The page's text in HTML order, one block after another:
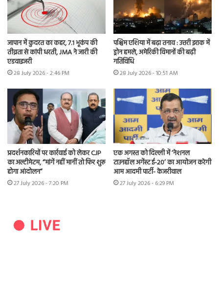
जापान में कुदरत का कहर, 7.1 भूकंप की
तीव्रता से कांपी धरती, JMA ने जारी की
एडवाइजरी
28 July 2026 - 2:46 PM
पश्चिम एशिया में बढ़ा तनाव : उत्तरी इराक में
ड्रोन हमले, अमेरिकी विमानों की बढ़ी
गतिविधि
28 July 2026 - 10:51 AM
प्रदर्शनकारियों पर कार्रवाई को लेकर CJP
का अल्टीमेटम, “मांगें नहीं मानीं तो फिर शुरू
होगा आंदोलन”
27 July 2026 - 7:20 PM
एक अगस्त को दिल्ली में ‘नेशनल
टाउनहॉल अगेंस्ट ई-20’ का आयोजन करेगी
आम आदमी पार्टी- केजरीवाल
27 July 2026 - 6:29 PM